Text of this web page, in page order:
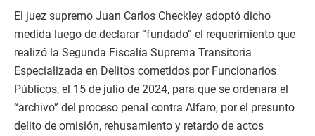
El juez supremo Juan Carlos Checkley adoptó dicho
medida luego de declarar “fundado” el requerimiento que
realizó la Segunda Fiscalía Suprema Transitoria
Especializada en Delitos cometidos por Funcionarios
Públicos, el 15 de julio de 2024, para que se ordenara el
“archivo” del proceso penal contra Alfaro, por el presunto
delito de omisión, rehusamiento y retardo de actos